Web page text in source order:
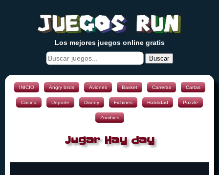
Los mejores juegos online gratis
Buscar
INICIO Angry birds Aviones Basket Carreras Cartas
Cocina Deporte Disney Fichines Habilidad Puzzle
Zombies
Jugar Hay day